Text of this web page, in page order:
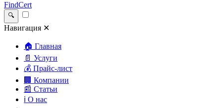
FindCert
🔍
Навигация ✕
🏠 Главная
📄 Услуги
💰 Прайс-лист
🏢 Компании
📰 Статьи
ℹ️ О нас